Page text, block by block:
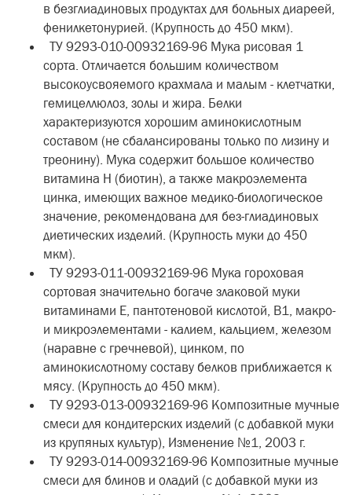
в безглиадиновых продуктах для больных диареей,
фенилкетонурией. (Крупность до 450 мкм).
ТУ 9293-010-00932169-96 Мука рисовая 1
сорта. Отличается большим количеством
высокоусвояемого крахмала и малым - клетчатки,
гемицеллюлоз, золы и жира. Белки
характеризуются хорошим аминокислотным
составом (не сбалансированы только по лизину и
треонину). Мука содержит большое количество
витамина Н (биотин), а также макроэлемента
цинка, имеющих важное медико-биологическое
значение, рекомендована для без-глиадиновых
диетических изделий. (Крупность муки до 450
мкм).
ТУ 9293-011-00932169-96 Мука гороховая
сортовая значительно богаче злаковой муки
витаминами Е, пантотеновой кислотой, В1, макро-
и микроэлементами - калием, кальцием, железом
(наравне с гречневой), цинком, по
аминокислотному составу белков приближается к
мясу. (Крупность до 450 мкм).
ТУ 9293-013-00932169-96 Композитные мучные
смеси для кондитерских изделий (с добавкой муки
из крупяных культур), Изменение №1, 2003 г.
ТУ 9293-014-00932169-96 Композитные мучные
смеси для блинов и оладий (с добавкой муки из